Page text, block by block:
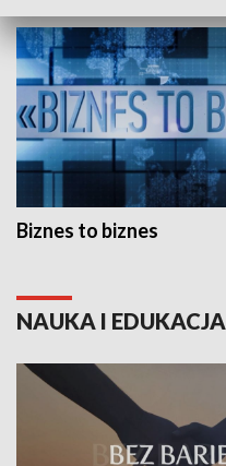
Biznes to biznes
NAUKA I EDUKACJA